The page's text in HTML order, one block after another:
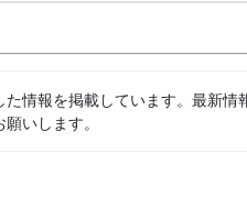
情報を掲載しています。最新情
いします。